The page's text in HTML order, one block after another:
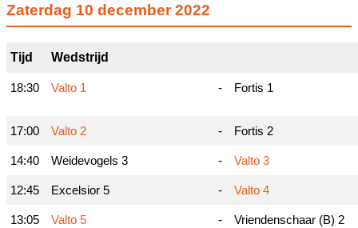
Zaterdag 10 december 2022
Tijd Wedstrijd
18:30 Valto 1 - Fortis 1
17:00 Valto 2 - Fortis 2
14:40 Weidevogels 3 - Valto 3
12:45 Excelsior 5 - Valto 4
13:05 Valto 5 - Vriendenschaar (B) 2